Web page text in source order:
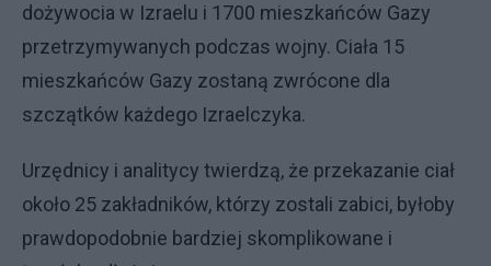
dożywocia w Izraelu i 1700 mieszkańców Gazy
przetrzymywanych podczas wojny. Ciała 15
mieszkańców Gazy zostaną zwrócone dla
szczątków każdego Izraelczyka.
Urzędnicy i analitycy twierdzą, że przekazanie ciał
około 25 zakładników, którzy zostali zabici, byłoby
prawdopodobnie bardziej skomplikowane i